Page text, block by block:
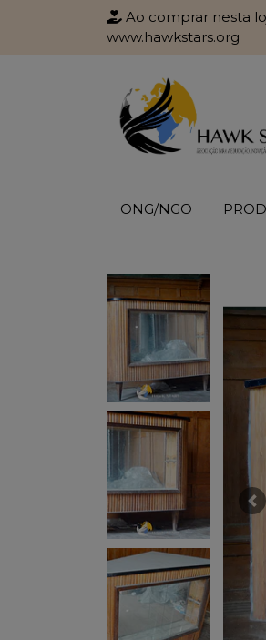
Ao comprar nesta
www.hawkstars.org
ONG/NGO